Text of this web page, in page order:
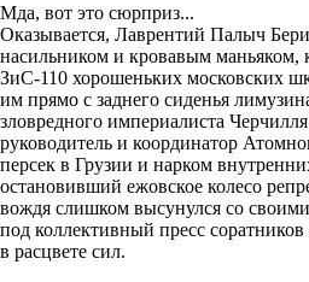
Мда, вот это сюрприз...
Оказывается, Лаврентий Палыч
насильником и кровавым маньяком,
ЗиС-110 хорошеньких московских
им прямо с заднего сиденья
зловредного империалиста
руководитель и координатор
персек в Грузии и нарком
остановивший ежовское колесо
вождя слишком высунулся со
под коллективный пресс
в расцвете сил.